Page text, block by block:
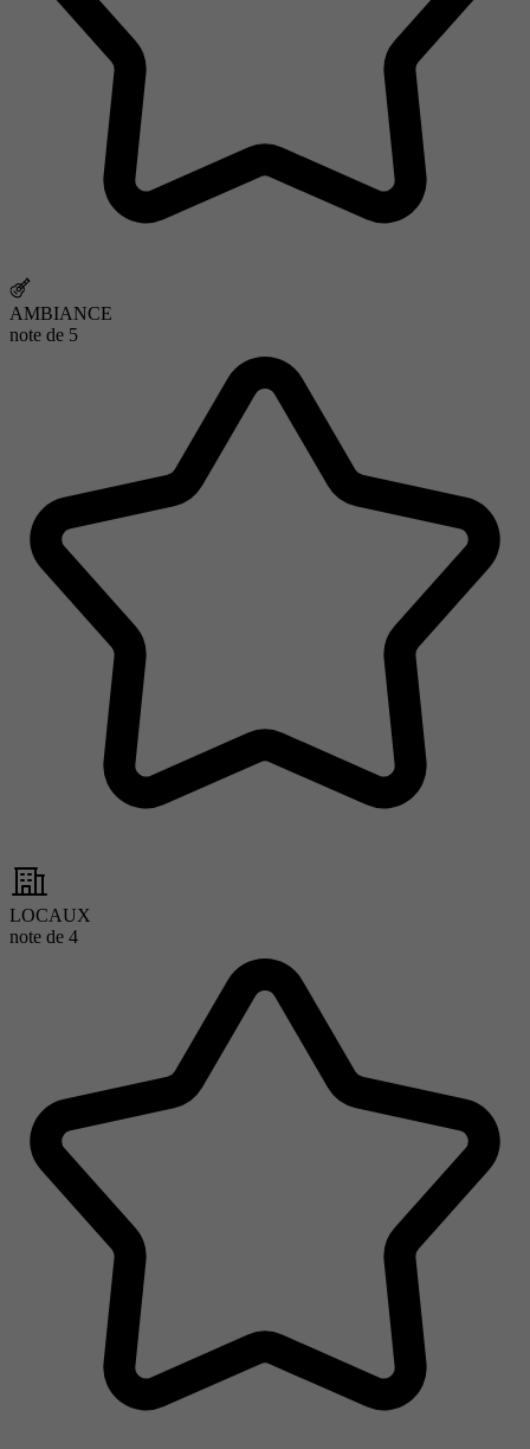
AMBIANCE
note de 5
LOCAUX
note de 4